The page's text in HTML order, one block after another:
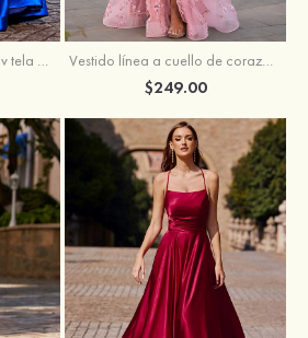
Vestido línea a escote en v tela charmeuse hasta el suelo vestido de graduación Vestido línea a cuello de corazón tul cola de barrido vestido de graduación
$249.00